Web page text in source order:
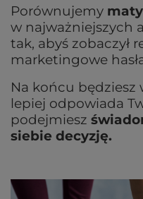
Porównujemy
w najważniejszych
tak, abyś zobaczył
marketingowe
Na końcu będziesz
lepiej odpowiada
podejmiesz
siebie decyzję.